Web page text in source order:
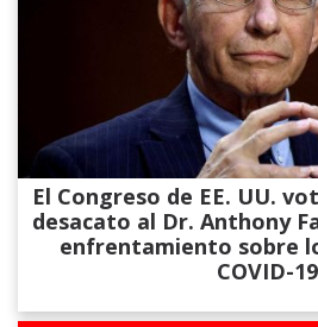
El Congreso de EE. UU.
desacato al Dr. Anthony
enfrentamiento sobre
COVID-19